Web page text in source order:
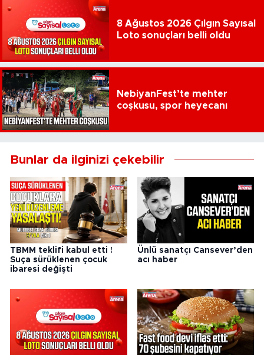
8 Ağustos 2026 Çılgın Sayısal
Loto sonuçları belli oldu
NebiyanFest’te mehter
coşkusu, spor heyecanı
Bunlar da ilginizi çekebilir
TBMM teklifi kabul etti !
Suça sürüklenen çocuk
ibaresi değişti
Ünlü sanatçı Cansever’den
acı haber